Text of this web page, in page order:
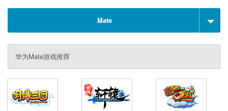
Mate
华为Mate游戏推荐